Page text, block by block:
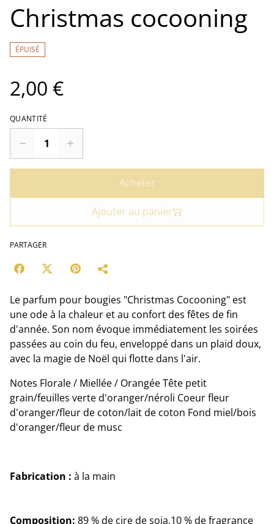
Christmas cocooning
ÉPUISÉ
2,00 €
QUANTITÉ
Acheter
Ajouter au panier
PARTAGER
Le parfum pour bougies "Christmas Cocooning" est
une ode à la chaleur et au confort des fêtes de fin
d'année. Son nom évoque immédiatement les soirées
passées au coin du feu, enveloppé dans un plaid doux,
avec la magie de Noël qui flotte dans l'air.
Notes Florale / Miellée / Orangée Tête petit
grain/feuilles verte d'oranger/néroli Coeur fleur
d'oranger/fleur de coton/lait de coton Fond miel/bois
d'oranger/fleur de musc
Fabrication : à la main
Composition: 89 % de cire de soja,10 % de fragrance